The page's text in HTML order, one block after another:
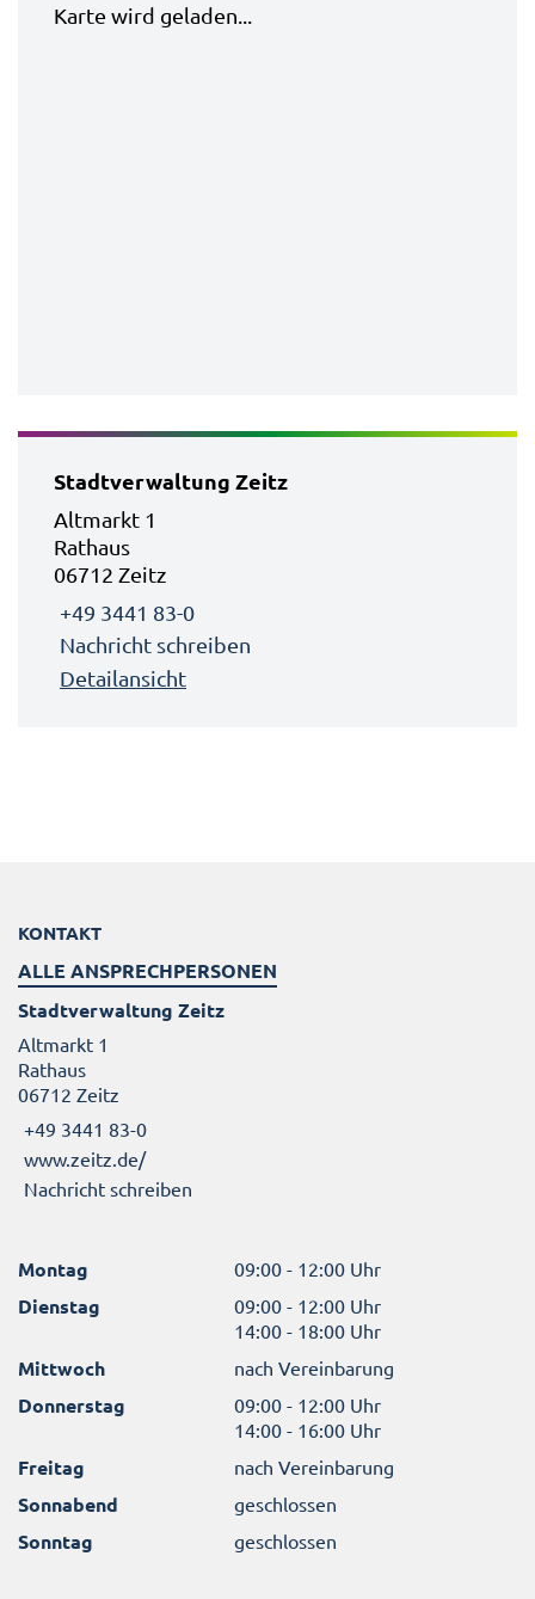
Karte wird geladen...
Stadtverwaltung Zeitz
Altmarkt 1
Rathaus
06712 Zeitz
+49 3441 83-0
Nachricht schreiben
Detailansicht
KONTAKT
ALLE ANSPRECHPERSONEN
Stadtverwaltung Zeitz
Altmarkt 1
Rathaus
06712 Zeitz
+49 3441 83-0
www.zeitz.de/
Nachricht schreiben
Montag 09:00 - 12:00 Uhr
Dienstag
09:00 - 12:00 Uhr
14:00 - 18:00 Uhr
Mittwoch nach Vereinbarung
Donnerstag
09:00 - 12:00 Uhr
14:00 - 16:00 Uhr
Freitag nach Vereinbarung
Sonnabend geschlossen
Sonntag geschlossen